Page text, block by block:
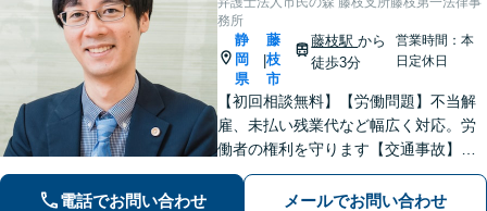
務所
静
岡
県
|
藤
枝
市
藤枝駅から
徒歩3分
営業時間：本
日定休日
【初回相談無料】【労働問題】不当解
雇、未払い残業代など幅広く対応。労
働者の権利を守ります【交通事故】保
険会社との交渉もお任せ。事故後の不
安な気持ちに寄り添う丁寧な対応【男
電話でお問い合わせ メールでお問い合わせ